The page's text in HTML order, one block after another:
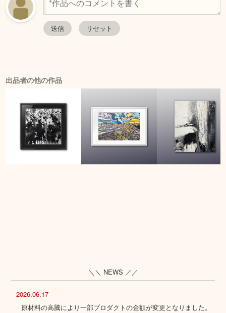
出品者の他の作品
＼＼ NEWS ／／
2026.06.17
原材料の高騰により一部プロダクトの金額が変更となりました。